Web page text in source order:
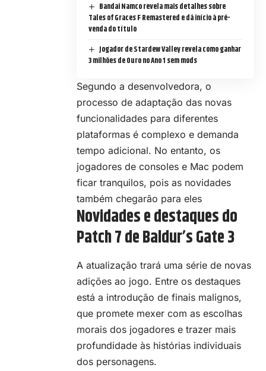
Bandai Namco revela mais detalhes sobre
Tales of Graces F Remastered e dá início à pré-
venda do título
Jogador de Stardew Valley revela como ganhar
3 milhões de Ouro no Ano 1 sem mods
Segundo a desenvolvedora, o
processo de adaptação das novas
funcionalidades para diferentes
plataformas é complexo e demanda
tempo adicional. No entanto, os
jogadores de consoles e Mac podem
ficar tranquilos, pois as novidades
também chegarão para eles
Novidades e destaques do
Patch 7 de Baldur’s Gate 3
A atualização trará uma série de novas
adições ao jogo. Entre os destaques
está a introdução de finais malignos,
que promete mexer com as escolhas
morais dos jogadores e trazer mais
profundidade às histórias individuais
dos personagens.